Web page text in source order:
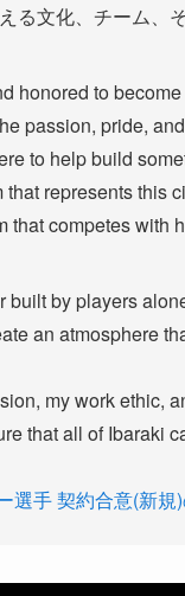
る文化、チーム、
honored to
passion, pride,
to help build
that represents this
that competes with
built by players
an atmosphere
my work ethic,
that all of Ibaraki
選手 契約合意(新